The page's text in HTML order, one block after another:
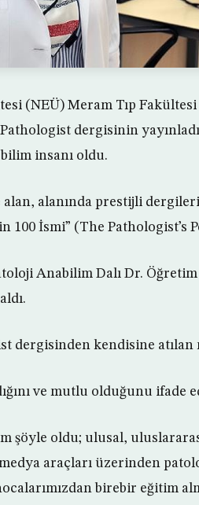
(NEÜ) Meram Tıp
dergisinin
insanı oldu.
alanında prestijli
100 İsmi” (The Pathologist’s
Anabilim Dalı Dr.
dergisinden kendisine atılan
ve mutlu olduğunu ifade
şöyle oldu; ulusal,
araçları üzerinden
birebir eğitim